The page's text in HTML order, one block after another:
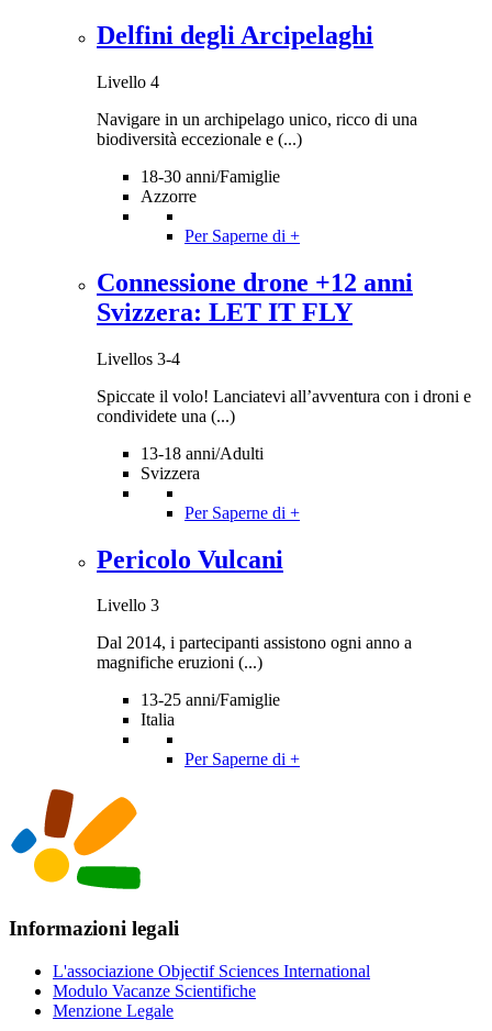
Delfini degli Arcipelaghi
Livello 4
Navigare in un archipelago unico, ricco di una
biodiversità eccezionale e (...)
18-30 anni/Famiglie
Azzorre
Per Saperne di +
Connessione drone +12 anni
Svizzera: LET IT FLY
Livellos 3-4
Spiccate il volo! Lanciatevi all’avventura con i droni e
condividete una (...)
13-18 anni/Adulti
Svizzera
Per Saperne di +
Pericolo Vulcani
Livello 3
Dal 2014, i partecipanti assistono ogni anno a
magnifiche eruzioni (...)
13-25 anni/Famiglie
Italia
Per Saperne di +
Informazioni legali
L'associazione Objectif Sciences International
Modulo Vacanze Scientifiche
Menzione Legale